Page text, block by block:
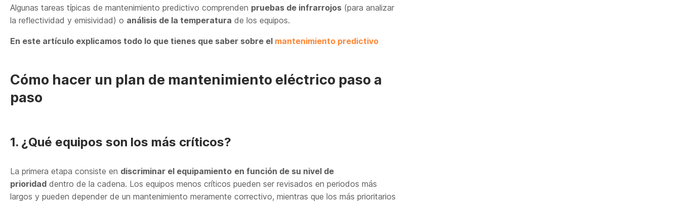
Algunas tareas típicas de mantenimiento predictivo comprenden pruebas de infrarrojos (para analizar
la reflectividad y emisividad) o análisis de la temperatura de los equipos.
En este artículo explicamos todo lo que tienes que saber sobre el mantenimiento predictivo
Cómo hacer un plan de mantenimiento eléctrico paso a
paso
1. ¿Qué equipos son los más críticos?
La primera etapa consiste en discriminar el equipamiento en función de su nivel de
prioridad dentro de la cadena. Los equipos menos críticos pueden ser revisados en periodos más
largos y pueden depender de un mantenimiento meramente correctivo, mientras que los más prioritarios